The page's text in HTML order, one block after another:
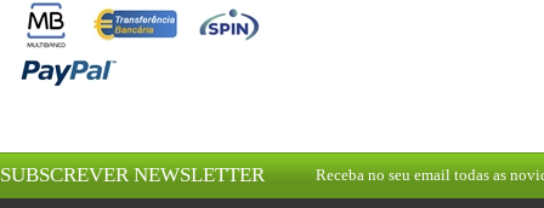
SUBSCREVER NEWSLETTER Receba no seu email todas as